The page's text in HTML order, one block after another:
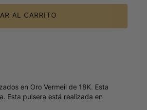
AL CARRITO
en Oro Vermeil de 18K. Esta
Esta pulsera está realizada en